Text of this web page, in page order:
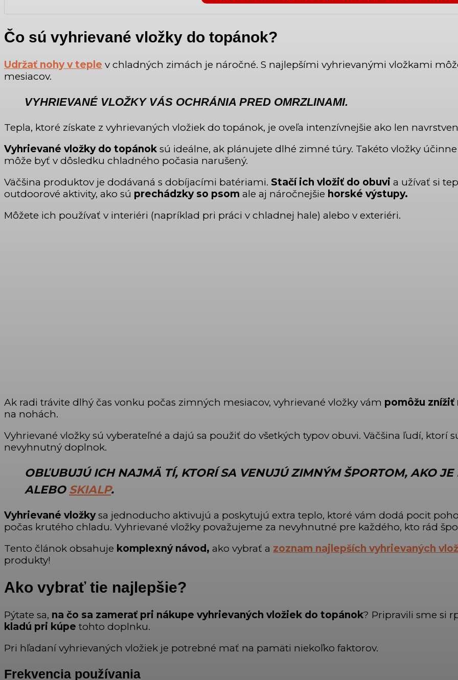
Čo sú vyhrievané vložky do topánok?
Udržať nohy v teple v chladných zimách je náročné. S najlepšími vyhrievanými vložkami
mesiacov.
VYHRIEVANÉ VLOŽKY VÁS OCHRÁNIA PRED OMRZLINAMI.
Tepla, ktoré získate z vyhrievaných vložiek do topánok, je oveľa intenzívnejšie ako len
Vyhrievané vložky do topánok sú ideálne, ak plánujete dlhé zimné túry. Takéto vložky
môže byť v dôsledku chladného počasia narušený.
Väčšina produktov je dodávaná s dobíjacími batériami. Stačí ich vložiť do obuvi a užívať si
outdoorové aktivity, ako sú prechádzky so psom ale aj náročnejšie horské výstupy.
Môžete ich používať v interiéri (napríklad pri práci v chladnej hale) alebo v exteriéri.
Ak radi trávite dlhý čas vonku počas zimných mesiacov, vyhrievané vložky vám pomôžu
na nohách.
Vyhrievané vložky sú vyberateľné a dajú sa použiť do všetkých typov obuvi. Väčšina ľudí, ktorí
nevyhnutný doplnok.
OBĽUBUJÚ ICH NAJMÄ TÍ, KTORÍ SA VENUJÚ ZIMNÝM ŠPORTOM, AKO JE
ALEBO SKIALP.
Vyhrievané vložkysa jednoducho aktivujú a poskytujú extra teplo, ktoré vám dodá pocit
počas krutého chladu. Vyhrievané vložky považujeme za nevyhnutné pre každého, kto rád
Tento článok obsahuje komplexný návod, ako vybrať a zoznam najlepších vyhrievaných
produkty!
Ako vybrať tie najlepšie?
Pýtate sa, na čo sa zamerať pri nákupe vyhrievaných vložiek do topánok? Pripravili sme si
kladú pri kúpe tohto doplnku.
Pri hľadaní vyhrievaných vložiek je potrebné mať na pamäti niekoľko faktorov.
Frekvencia používania